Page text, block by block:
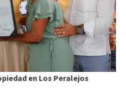
en Los Peralejos